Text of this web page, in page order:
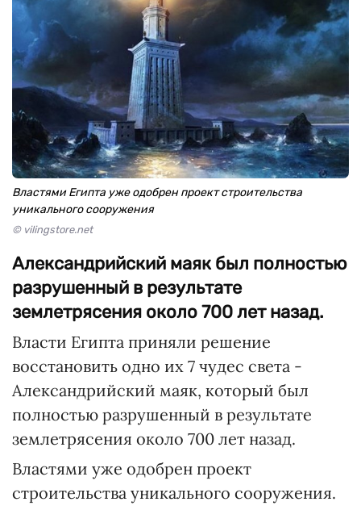
Властями Египта уже одобрен проект строительства
уникального сооружения
© vilingstore.net
Александрийский маяк был полностью
разрушенный в результате
землетрясения около 700 лет назад.
Власти Египта приняли решение
восстановить одно их 7 чудес света -
Александрийский маяк, который был
полностью разрушенный в результате
землетрясения около 700 лет назад.
Властями уже одобрен проект
строительства уникального сооружения.